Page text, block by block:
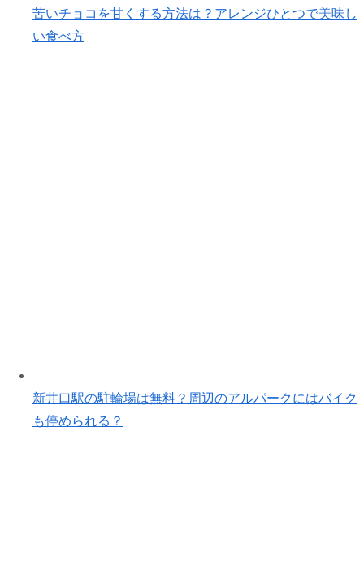
苦いチョコを甘くする方法は？アレンジひとつで美味し
い食べ方
新井口駅の駐輪場は無料？周辺のアルパークにはバイク
も停められる？